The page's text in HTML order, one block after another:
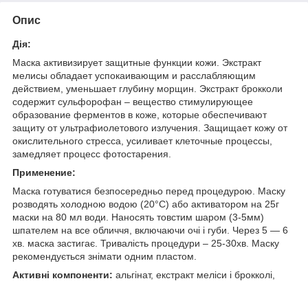
Опис
Дія:
Маска активизирует защитные функции кожи. Экстракт
мелисы обладает успокаивающим и расслабляющим
действием, уменьшает глубину морщин. Экстракт брокколи
содержит сульфорофан – вещество стимулирующее
образование ферментов в коже, которые обеспечивают
защиту от ультрафиолетового излучения. Защищает кожу от
окислительного стресса, усиливает клеточные процессы,
замедляет процесс фотостарения.
Применение:
Маска готуватися безпосередньо перед процедурою. Маску
розводять холодною водою (20°С) або активатором на 25г
маски на 80 мл води. Наносять товстим шаром (3-5мм)
шпателем на все обличчя, включаючи очі і губи. Через 5 ― 6
хв. маска застигає. Тривалість процедури – 25-30хв. Маску
рекомендується знімати одним пластом.
Активні компоненти: альгінат, екстракт меліси і брокколі,